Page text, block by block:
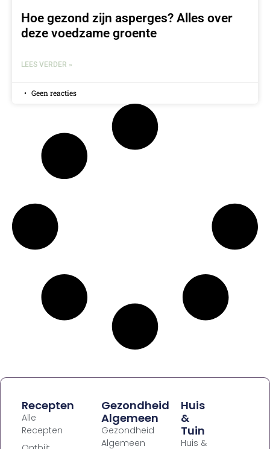
Hoe gezond zijn asperges? Alles over
deze voedzame groente
LEES VERDER »
Geen reacties
Recepten
Alle
Recepten
Gezondheid
Algemeen
Gezondheid
Algemeen
Huis
&
Tuin
Huis &